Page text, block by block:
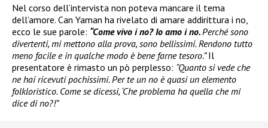
Nel corso dell’intervista non poteva mancare il tema
dell’amore. Can Yaman ha rivelato di amare addirittura i no,
ecco le sue parole: “Come vivo i no? Io amo i no. Perché sono
divertenti, mi mettono alla prova, sono bellissimi. Rendono tutto
meno facile e in qualche modo è bene farne tesoro.”Il
presentatore è rimasto un pò perplesso: “Quanto si vede che
ne hai ricevuti pochissimi. Per te un no è quasi un elemento
folkloristico. Come se dicessi, ‘Che problema ha quella che mi
dice di no?!”